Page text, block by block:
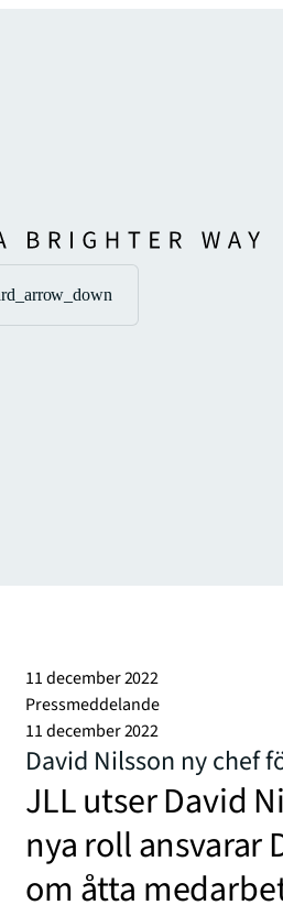
11 december 2022
Pressmeddelande
11 december 2022
David Nilsson ny chef
JLL utser David
nya roll ansvarar
om åtta